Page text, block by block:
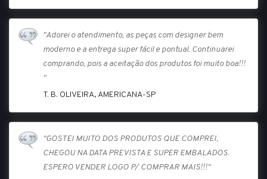
"Adorei o atendimento, as peças com designer bem
moderno e a entrega super fácil e pontual. Continuarei
comprando, pois a aceitação dos produtos foi muito boa!!!
"
T. B. OLIVEIRA, AMERICANA-SP
"GOSTEI MUITO DOS PRODUTOS QUE COMPREI,
CHEGOU NA DATA PREVISTA E SUPER EMBALADOS.
ESPERO VENDER LOGO P/ COMPRAR MAIS!!!"